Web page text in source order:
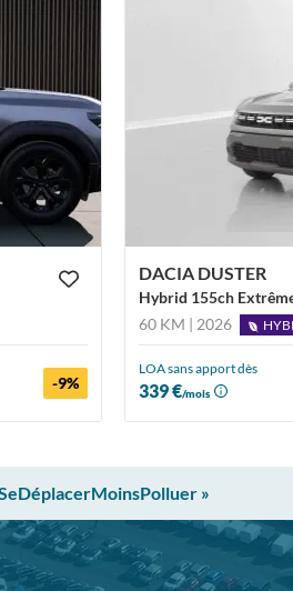
-9%
DACIA DUSTER
Hybrid 155ch
60 KM | 2026
LOA sans apport dès
339 €/mois
»